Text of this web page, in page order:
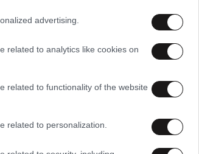
advertising.
related to analytics like cookies on
related to functionality of the website
related to personalization.
σε 15 αγώνες
14 γκολ σε 15 αγώνες
αγώνες
αγώνες
γκολ σε 14 αγώνες